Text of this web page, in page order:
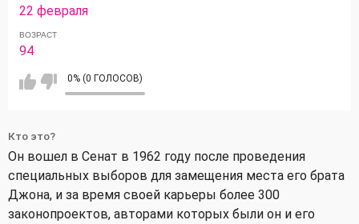
22 февраля
ВОЗРАСТ
94
0% (0 ГОЛОСОВ)
Кто это?
Он вошел в Сенат в 1962 году после проведения
специальных выборов для замещения места его брата
Джона, и за время своей карьеры более 300
законопроектов, авторами которых были он и его